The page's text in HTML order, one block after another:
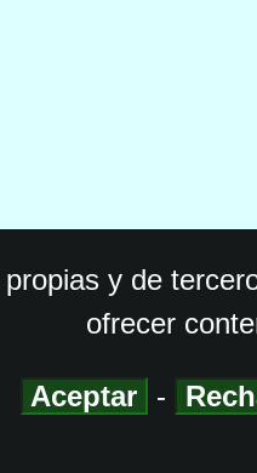
y de
ofrecer
Aceptar -